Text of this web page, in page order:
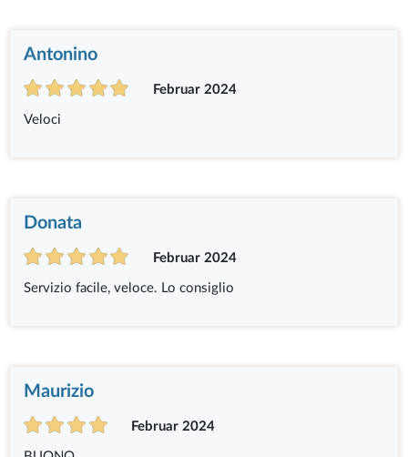
Antonino
Februar 2024
Veloci
Donata
Februar 2024
Servizio facile, veloce. Lo consiglio
Maurizio
Februar 2024